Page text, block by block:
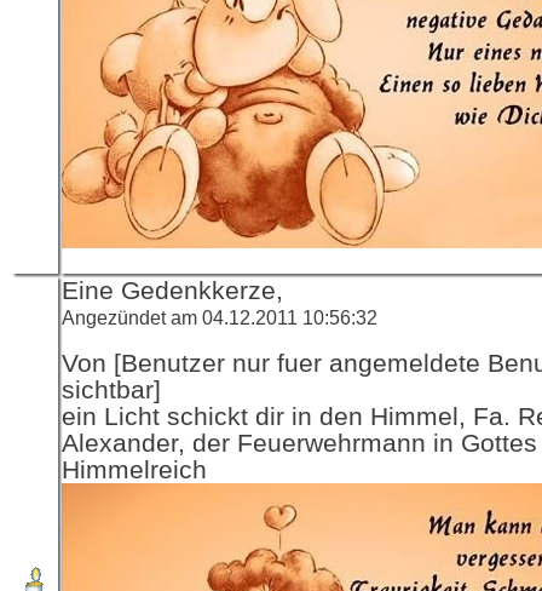
Eine Gedenkkerze,
Angezündet am 04.12.2011 10:56:32
Von [Benutzer nur fuer angemeldete
sichtbar]
ein Licht schickt dir in den Himmel, Fa.
Alexander, der Feuerwehrmann in Gottes
Himmelreich